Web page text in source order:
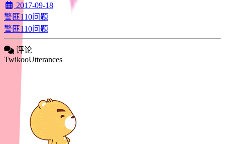
2017-09-18
警匪110问题
警匪110问题
评论
TwikooUtterances